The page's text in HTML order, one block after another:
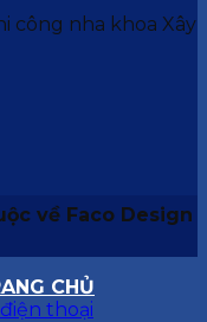
về Faco Design
CHỦ